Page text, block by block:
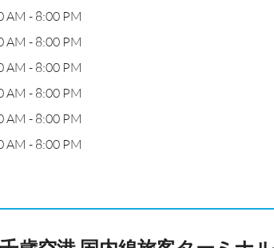
AM - 8:00 PM
AM - 8:00 PM
AM - 8:00 PM
AM - 8:00 PM
AM - 8:00 PM
AM - 8:00 PM